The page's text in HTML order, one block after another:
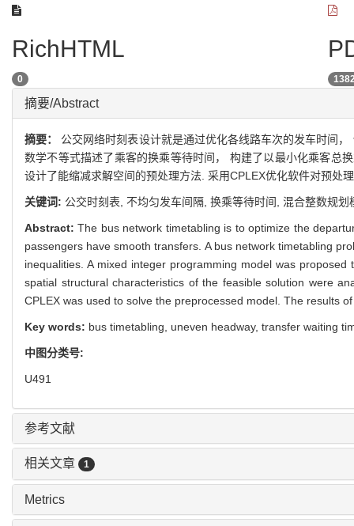
RichHTML
0
摘要/Abstract
摘要： 公交网络时刻表设计就是通过优化各线路车次的发车时间
数学不等式描述了乘客的换乘等待时间， 构建了以最小化乘客总
设计了能缩减求解空间的预处理方法. 采用CPLEX优化软件对预处
关键词: 公交时刻表, 不均匀发车间隔, 换乘等待时间, 混合整数规
Abstract:The bus network timetabling is to optimize the
passengers have smooth transfers. A bus network timetabling
inequalities. A mixed integer programming model was
spatial structural characteristics of the feasible solution were
CPLEX was used to solve the preprocessed model. The results
Key words: bus timetabling, uneven headway, transfer waiting
中图分类号:
U491
参考文献
相关文章 1
Metrics